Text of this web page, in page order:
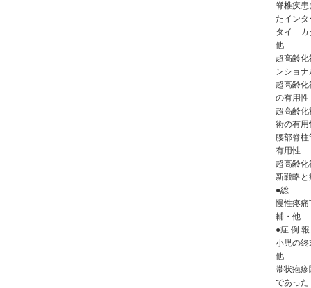
脊椎疾
たイン
タイ カ
他
超高齢
ンショ
超高齢
の有用
超高齢
術の有
腰部脊
有用性
超高齢
新戦略
●総
慢性疼
輔・他
●症 例
小児の
他
帯状疱疹
であっ